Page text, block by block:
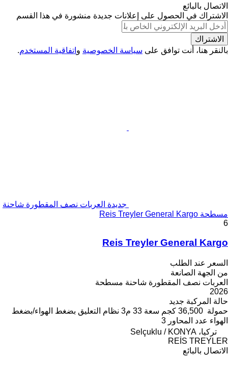
الاتصال بالبائع
الاشتراك في الحصول على إعلانات جديدة منشورة في هذا القسم
الاشتراك
بالنقر هنا، أنت توافق على سياسة الخصوصية و اتفاقية المستخدم.
جديدة العربات نصف المقطورة شاحنة
مسطحة Reis Treyler General Kargo
6
Reis Treyler General Kargo
السعر عند الطلب
من الجهة الصانعة
العربات نصف المقطورة شاحنة مسطحة
2026
حالة المركبة جديد
حمولة 36,500 كجم سعة 33 م3 نظام التعليق بضغط الهواء/بضغط
الهواء عدد المحاور 3
تركيا، Selçuklu / KONYA
REİS TREYLER
الاتصال بالبائع